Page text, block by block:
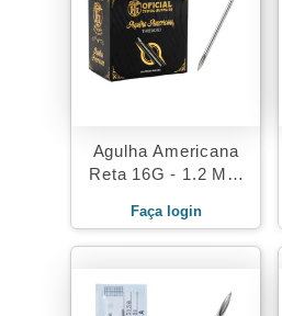
Agulha Americana
Reta 16G - 1.2 Mm
Faça login